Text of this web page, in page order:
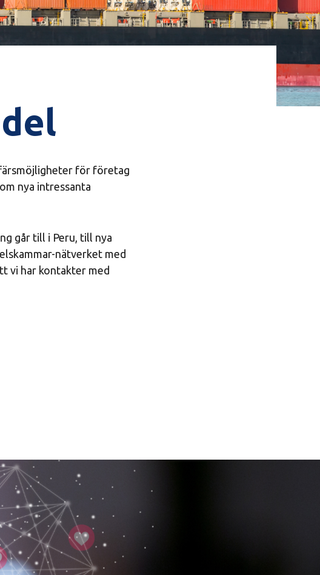
för företag
nya intressanta
går till i Peru, till nya
nätverket med
vi har kontakter med